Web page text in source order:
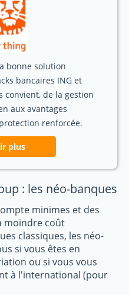
bonne solution
bancaires ING et
convient, de la gestion
aux avantages
renforcée.
plus
: les néo-banques
minimes et des
moindre coût
classiques, les néo-
si vous êtes en
ou si vous vous
à l'international (pour